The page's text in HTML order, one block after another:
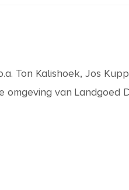
Ton Kalishoek, Jos
van Landgoed